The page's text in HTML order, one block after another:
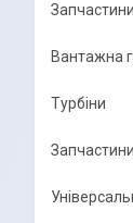
Вантажна
Турбіни